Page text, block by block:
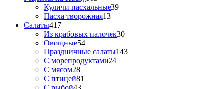
Куличи пасхальные39
Пасха творожная13
Салаты417
Из крабовых палочек30
Овощные54
Праздничные салаты143
С морепродуктами24
С мясом28
С птицей81
С рыбой43